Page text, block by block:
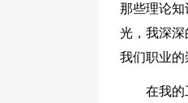
那些理论知
光，我深
我们职业的
在我的